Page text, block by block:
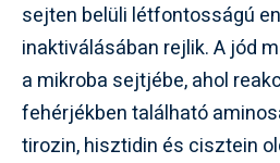
sejten belüli létfontosságú
inaktiválásában rejlik. A jód
a mikroba sejtjébe, ahol
fehérjékben található
tirozin, hisztidin és cisztein